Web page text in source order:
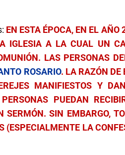
EN ESTA ÉPOCA, EN EL AÑO
IGLESIA A LA CUAL UN
LAS PERSONAS
ROSARIO. LA RAZÓN DE
MANIFIESTOS Y
PUEDAN
SIN EMBARGO,
(ESPECIALMENTE LA